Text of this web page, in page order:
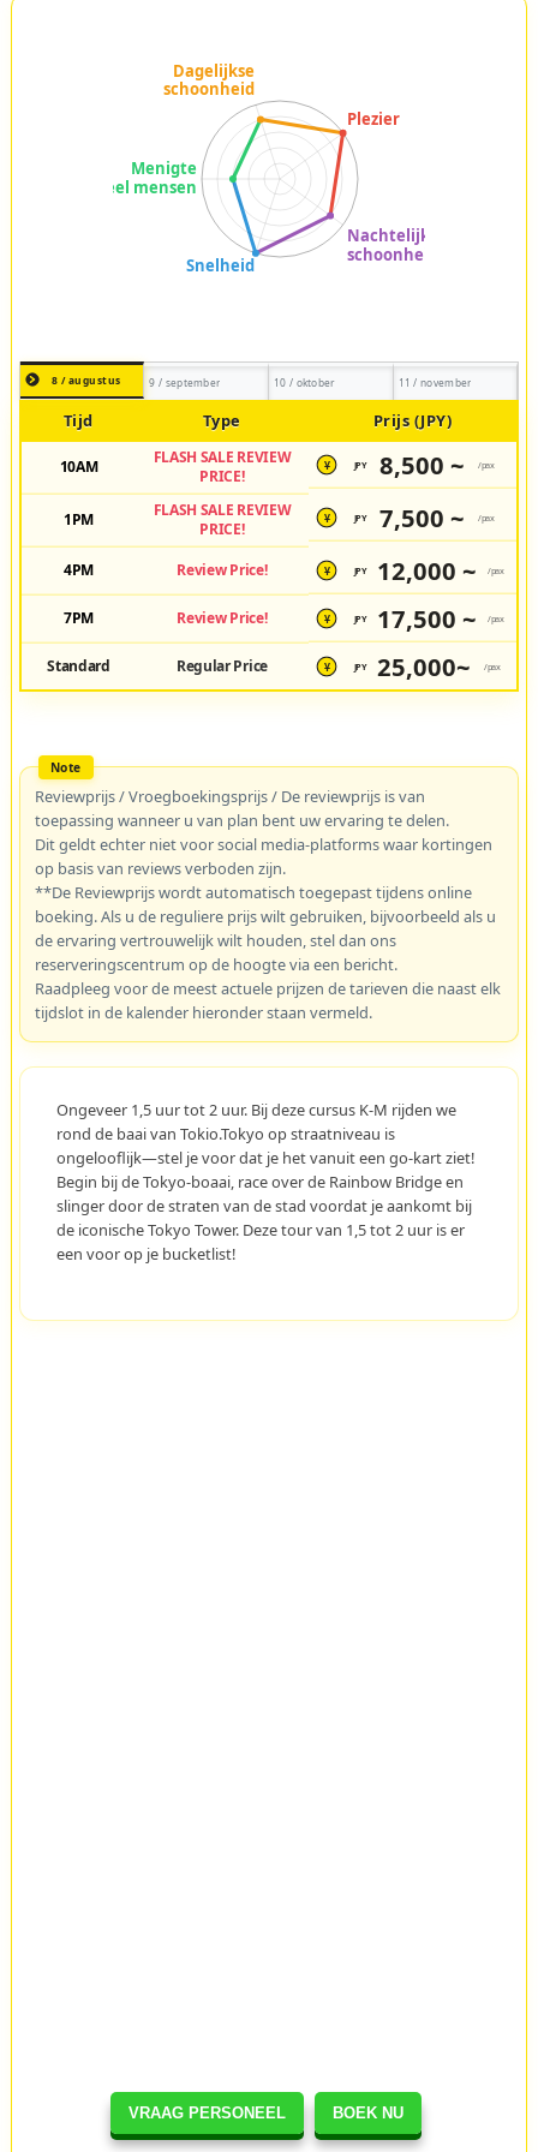
VRAAG PERSONEEL BOEK NU
8 / augustus 9 / september 10 / oktober 11 / november
Tijd Type Prijs (JPY)
10AM
FLASH SALE REVIEW
PRICE!
¥ JPY 8,500 ~ /pax
1PM
FLASH SALE REVIEW
PRICE!
¥ JPY 7,500 ~ /pax
4PM Review Price! ¥ JPY 12,000 ~ /pax
7PM Review Price! ¥ JPY 17,500 ~ /pax
Standard Regular Price ¥ JPY 25,000~ /pax
Reviewprijs / Vroegboekingsprijs / De reviewprijs is van
toepassing wanneer u van plan bent uw ervaring te delen.
Dit geldt echter niet voor social media-platforms waar kortingen
op basis van reviews verboden zijn.
**De Reviewprijs wordt automatisch toegepast tijdens online
boeking. Als u de reguliere prijs wilt gebruiken, bijvoorbeeld als u
de ervaring vertrouwelijk wilt houden, stel dan ons
reserveringscentrum op de hoogte via een bericht.
Raadpleeg voor de meest actuele prijzen de tarieven die naast elk
tijdslot in de kalender hieronder staan vermeld.
Ongeveer 1,5 uur tot 2 uur. Bij deze cursus K-M rijden we
rond de baai van Tokio.Tokyo op straatniveau is
ongelooflijk—stel je voor dat je het vanuit een go-kart ziet!
Begin bij de Tokyo-boaai, race over de Rainbow Bridge en
slinger door de straten van de stad voordat je aankomt bij
de iconische Tokyo Tower. Deze tour van 1,5 tot 2 uur is er
een voor op je bucketlist!